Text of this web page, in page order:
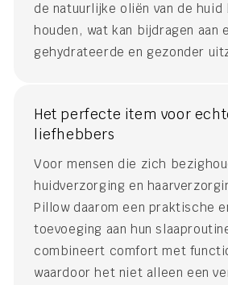
de natuurlijke oliën van de
houden, wat kan bijdragen aan
gehydrateerde en gezonder
Het perfecte item voor
liefhebbers
Voor mensen die zich
huidverzorging en
Pillow daarom een praktische
toevoeging aan hun
combineert comfort met
waardoor het niet alleen een